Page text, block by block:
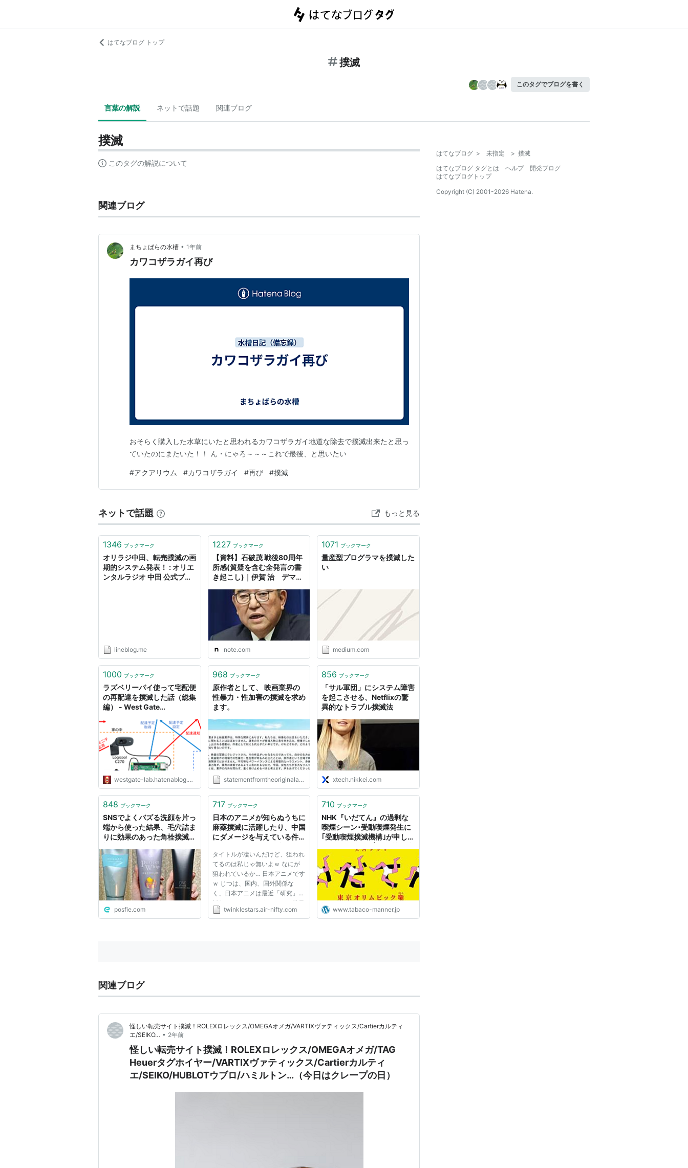
はてなブログ トップ
撲滅
このタグでブログを書く
言葉の解説 ネットで話題 関連ブログ
撲滅
このタグの解説について
関連ブログ
まちょばらの水槽 • 1年前
カワコザラガイ再び
おそらく購入した水草にいたと思われるカワコザラガイ地道な除去で撲滅出来たと思っ
ていたのにまたいた！！ ん・にゃろ～～～これで最後、と思いたい
#アクアリウム #カワコザラガイ #再び #撲滅
ネットで話題 もっと見る
1346 ブックマーク
オリラジ中田、転売撲滅の画
期的システム発表！ : オリエ
ンタルラジオ 中田 公式ブロ
lineblog.me
1227 ブックマーク
【資料】石破茂 戦後80周年
所感(質疑を含む全発言の書
き起こし)｜伊賀 治 デマ撲
note.com
1071 ブックマーク
量産型プログラマを撲滅した
い
medium.com
1000 ブックマーク
ラズベリーパイ使って宅配便
の再配達を撲滅した話（総集
編） - West Gate
westgate-lab.hatenablog.com
968 ブックマーク
原作者として、 映画業界の
性暴力・性加害の撲滅を求め
ます。
statementfromtheoriginalauthors.hp.peraichi.com
856 ブックマーク
「サル軍団」にシステム障害
を起こさせる、Netflixの驚
異的なトラブル撲滅法
xtech.nikkei.com
848 ブックマーク
SNSでよくバズる洗顔を片っ
端から使った結果、毛穴詰ま
りに効果のあった角栓撲滅洗
みを解説した一覧が参考にな
る
posfie.com
717 ブックマーク
日本のアニメが知らぬうちに
麻薬撲滅に活躍したり、中国
にダメージを与えている件:
ぎさんたち
タイトルが凄いんだけど、狙われ
てるのは私じゃ無いよｗ なにが
狙われているか… 日本アニメです
ｗ じつは、国内、国外関係な
く、日本アニメは最近「研究」の
対象になってるようでして、世界
中の学者さん達が、真剣に研究し
twinklestars.air-nifty.com
710 ブックマーク
NHK『いだてん』の過剰な
喫煙シーン･受動喫煙発生に
｢受動喫煙撲滅機構｣が申し入
人 受動喫煙撲滅機構
www.tabaco-manner.jp
関連ブログ
怪しい転売サイト撲滅！ROLEXロレックス/OMEGAオメガ/VARTIXヴァティックス/Cartierカルティ
エ/SEIKO… • 2年前
怪しい転売サイト撲滅！ROLEXロレックス/OMEGAオメガ/TAG
Heuerタグホイヤー/VARTIXヴァティックス/Cartierカルティ
エ/SEIKO/HUBLOTウブロ/ハミルトン…（今日はクレープの日）
はてなブログ > 未指定 > 撲滅
はてなブログ タグとは
ヘルプ
開発ブログ
はてなブログトップ
Copyright (C) 2001-2026 Hatena.